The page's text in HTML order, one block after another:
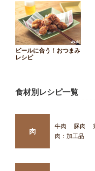
ビールに合う！おつまみ
レシピ
食材別レシピ一覧
肉
牛肉 豚肉
肉：加工品